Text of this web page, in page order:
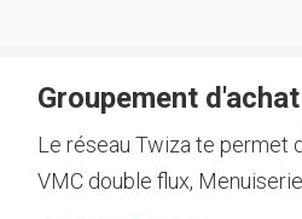
Groupement
Le réseau Twiza te permet
VMC double flux,